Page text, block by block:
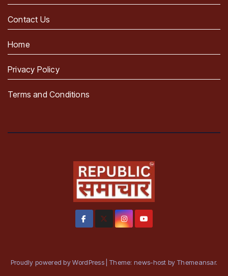
Contact Us
Home
Privacy Policy
Terms and Conditions
Proudly powered by WordPress Theme: news-host by Themeansar.